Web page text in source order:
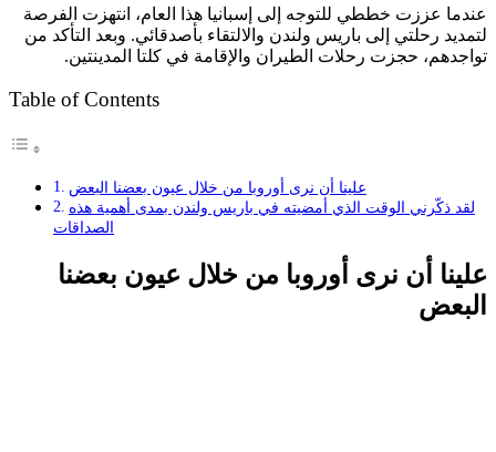
عندما عززت خططي للتوجه إلى إسبانيا هذا العام، انتهزت الفرصة
لتمديد رحلتي إلى باريس ولندن والالتقاء بأصدقائي. وبعد التأكد من
تواجدهم، حجزت رحلات الطيران والإقامة في كلتا المدينتين.
Table of Contents
علينا أن نرى أوروبا من خلال عيون بعضنا البعض
لقد ذكّرني الوقت الذي أمضيته في باريس ولندن بمدى أهمية هذه
الصداقات
علينا أن نرى أوروبا من خلال عيون بعضنا
البعض